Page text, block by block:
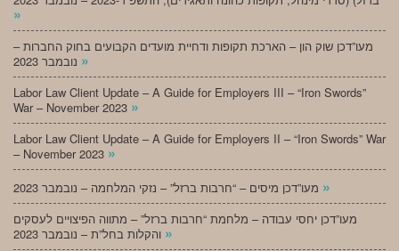
»
מעו”דכן שוק הון – הארכת תקופות ודחיית מועדים הקבועים בחוק החברות –
»
Labor Law Client Update – A Guide for Employers III – “Iron Swords”
War – November 2023 »
Labor Law Client Update – A Guide for Employers II – “Iron Swords” War
– November 2023 »
»
מעו”דכן יחסי עבודה – מלחמת “חרבות ברזל” – מתווה הפיצויים לעסקים
»